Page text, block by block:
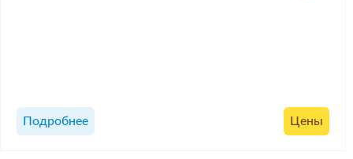
Подробнее Цены